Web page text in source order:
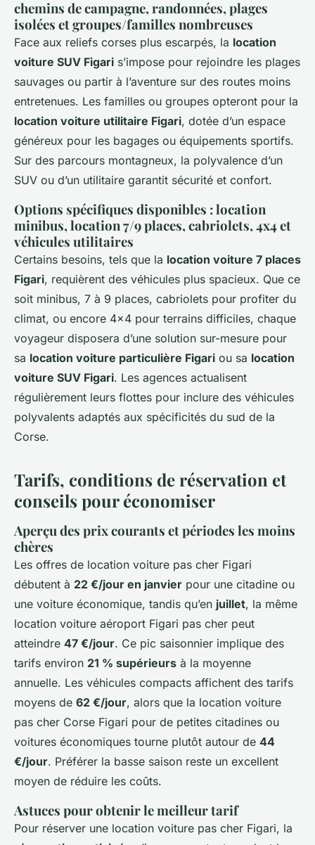
chemins de campagne, randonnées, plages
isolées et groupes/familles nombreuses
Face aux reliefs corses plus escarpés, la location
voiture SUV Figari s’impose pour rejoindre les plages
sauvages ou partir à l’aventure sur des routes moins
entretenues. Les familles ou groupes opteront pour la
location voiture utilitaire Figari, dotée d’un espace
généreux pour les bagages ou équipements sportifs.
Sur des parcours montagneux, la polyvalence d’un
SUV ou d’un utilitaire garantit sécurité et confort.
Options spécifiques disponibles : location
minibus, location 7/9 places, cabriolets, 4x4 et
véhicules utilitaires
Certains besoins, tels que la location voiture 7 places
Figari, requièrent des véhicules plus spacieux. Que ce
soit minibus, 7 à 9 places, cabriolets pour profiter du
climat, ou encore 4x4 pour terrains difficiles, chaque
voyageur disposera d’une solution sur-mesure pour
sa location voiture particulière Figari ou sa location
voiture SUV Figari. Les agences actualisent
régulièrement leurs flottes pour inclure des véhicules
polyvalents adaptés aux spécificités du sud de la
Corse.
Tarifs, conditions de réservation et
conseils pour économiser
Aperçu des prix courants et périodes les moins
chères
Les offres de location voiture pas cher Figari
débutent à 22 €/jour en janvier pour une citadine ou
une voiture économique, tandis qu’en juillet, la même
location voiture aéroport Figari pas cher peut
atteindre 47 €/jour. Ce pic saisonnier implique des
tarifs environ 21 % supérieurs à la moyenne
annuelle. Les véhicules compacts affichent des tarifs
moyens de 62 €/jour, alors que la location voiture
pas cher Corse Figari pour de petites citadines ou
voitures économiques tourne plutôt autour de 44
€/jour. Préférer la basse saison reste un excellent
moyen de réduire les coûts.
Astuces pour obtenir le meilleur tarif
Pour réserver une location voiture pas cher Figari, la